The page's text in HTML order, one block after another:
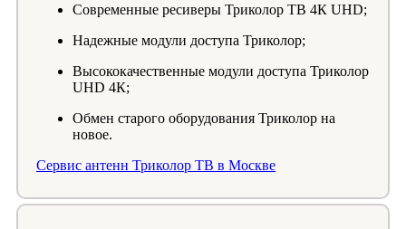
Современные ресиверы Триколор ТВ 4К UHD;
Надежные модули доступа Триколор;
Высококачественные модули доступа Триколор
UHD 4К;
Обмен старого оборудования Триколор на
новое.
Сервис антенн Триколор ТВ в Москве